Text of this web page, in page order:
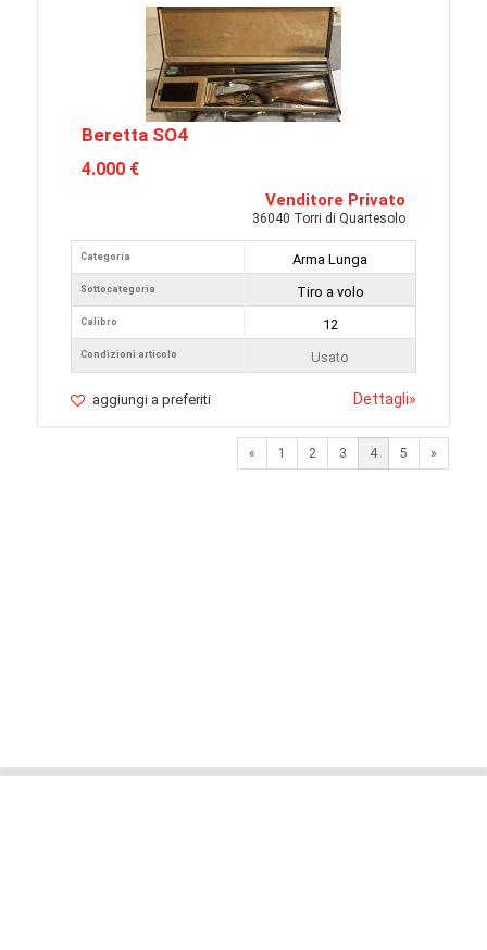
Beretta SO4
4.000 €
Venditore Privato
36040 Torri di Quartesolo
Categoria
Sottocategoria
Calibro
Condizioni articolo
Arma Lunga
Tiro a volo
12
Usato
aggiungi a preferiti Dettagli»
« Previous
1 2 3 4 5 »